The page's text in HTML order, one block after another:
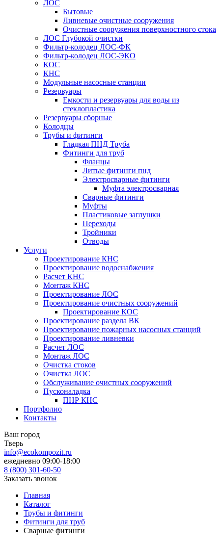
ЛОС
Бытовые
Ливневые очистные сооружения
Очистные сооружения поверхностного стока
ЛОС Глубокой очистки
Фильтр-колодец ЛОС-ФК
Фильтр-колодец ЛОС-ЭКО
КОС
КНС
Модульные насосные станции
Резервуары
Емкости и резервуары для воды из
стеклопластика
Резервуары сборные
Колодцы
Трубы и фитинги
Гладкая ПНД Труба
Фитинги для труб
Фланцы
Литые фитинги пнд
Электросварные фитинги
Муфта электросварная
Сварные фитинги
Муфты
Пластиковые заглушки
Переходы
Тройники
Отводы
Услуги
Проектирование КНС
Проектирование водоснабжения
Расчет КНС
Монтаж КНС
Проектирование ЛОС
Проектирование очистных сооружений
Проектирование КОС
Проектирование раздела ВК
Проектирование пожарных насосных станций
Проектирование ливневки
Расчет ЛОС
Монтаж ЛОС
Очистка стоков
Очистка ЛОС
Обслуживание очистных сооружений
Пусконаладка
ПНР КНС
Портфолио
Контакты
Ваш город
Тверь
info@ecokompozit.ru
ежедневно 09:00-18:00
8 (800) 301-60-50
Заказать звонок
Главная
Каталог
Трубы и фитинги
Фитинги для труб
Сварные фитинги